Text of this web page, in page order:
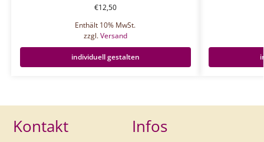
€12,50
Enthält 10% MwSt.
zzgl.Versand
individuell gestalten
Kontakt Infos